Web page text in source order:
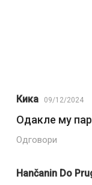
Кика 09/12/2024
Одакле му
Одговори
Hančanin Do